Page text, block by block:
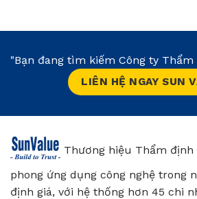
"Bạn đang tìm kiếm Công ty
LIÊN HỆ NGAY SUN
Thương hiệu Thẩm định
phong ứng dụng công nghệ trong
định giá, với hệ thống hơn 45 chi